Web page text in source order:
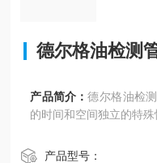
德尔格油检测
产品简介：德尔格油检
的时间和空间独立的特
产品型号：